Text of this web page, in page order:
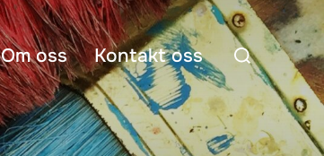
Om oss Kontakt oss
Search
for: